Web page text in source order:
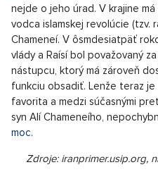
nejde o jeho úrad. V krajine
vodca islamskej revolúcie (tzv.
Chameneí. V ôsmdesiatpäť
vlády a Raísí bol považovaný
nástupcu, ktorý má zároveň
funkciu obsadiť. Lenže teraz
favorita a medzi súčasnými
syn Alí Chameneího,
moc.
Zdroje: iranprimer.usip.org,